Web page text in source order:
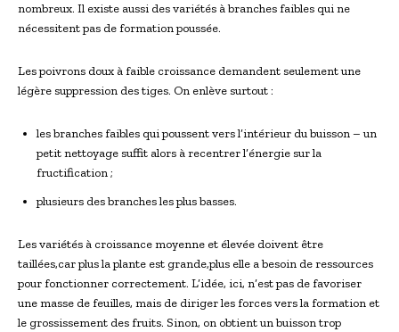
nombreux. Il existe aussi des variétés à branches faibles qui ne
nécessitent pas de formation poussée.
Les poivrons doux à faible croissance demandent seulement une
légère suppression des tiges. On enlève surtout :
les branches faibles qui poussent vers l’intérieur du buisson – un
petit nettoyage suffit alors à recentrer l’énergie sur la
fructification ;
plusieurs des branches les plus basses.
Les variétés à croissance moyenne et élevée doivent être
taillées,car plus la plante est grande,plus elle a besoin de ressources
pour fonctionner correctement. L’idée, ici, n’est pas de favoriser
une masse de feuilles, mais de diriger les forces vers la formation et
le grossissement des fruits. Sinon, on obtient un buisson trop